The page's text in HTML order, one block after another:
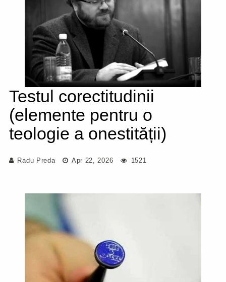
Testul corectitudinii
(elemente pentru o
teologie a onestității)
Radu Preda Apr 22, 2026 1521